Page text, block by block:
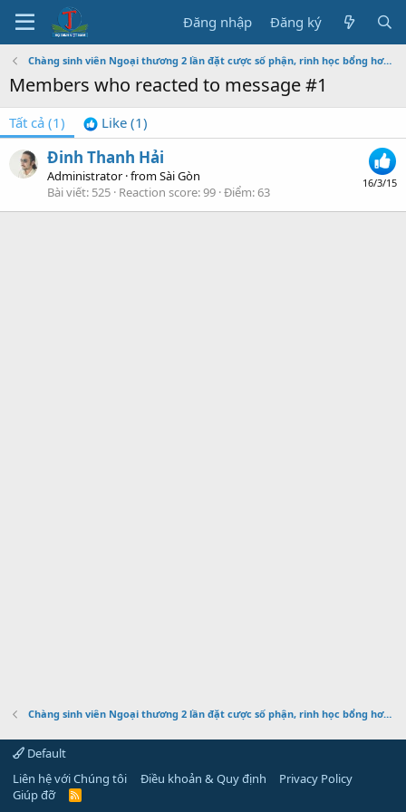
Đăng nhập Đăng ký
Chàng sinh viên Ngoại thương 2 lần đặt cược số phận, rinh học bổng hơn 4,7 tỷ đồng
Members who reacted to message #1
Tất cả (1) Like (1)
16/3/15
Đinh Thanh Hải
Administrator ·fromSài Gòn
Bài viết 525 Reaction score 99 Điểm 63
Chàng sinh viên Ngoại thương 2 lần đặt cược số phận, rinh học bổng hơn 4,7 tỷ đồng
Default
Liên hệ với Chúng tôi
Điều khoản & Quy định
Privacy Policy
Giúp đỡ
R